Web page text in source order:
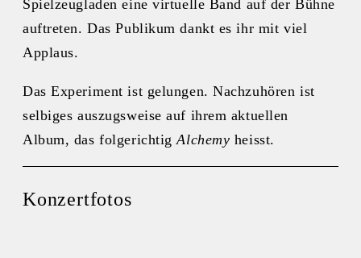
Spielzeugladen eine virtuelle Band auf der Bühne
auftreten. Das Publikum dankt es ihr mit viel
Applaus.
Das Experiment ist gelungen. Nachzuhören ist
selbiges auszugsweise auf ihrem aktuellen
Album, das folgerichtigAlchemy heisst.
Konzertfotos